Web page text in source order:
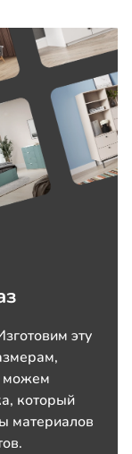
эту
можем
который
материалов